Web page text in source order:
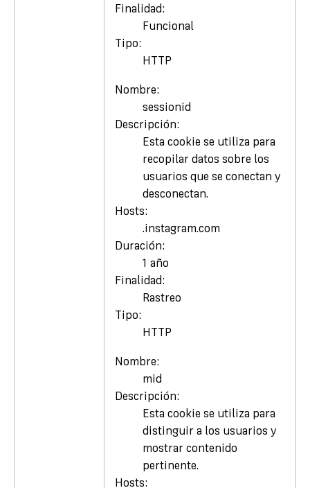
Finalidad:
Funcional
Tipo:
HTTP
Nombre:
sessionid
Descripción:
Esta cookie se utiliza para
recopilar datos sobre los
usuarios que se conectan y
desconectan.
Hosts:
.instagram.com
Duración:
1 año
Finalidad:
Rastreo
Tipo:
HTTP
Nombre:
mid
Descripción:
Esta cookie se utiliza para
distinguir a los usuarios y
mostrar contenido
pertinente.
Hosts: